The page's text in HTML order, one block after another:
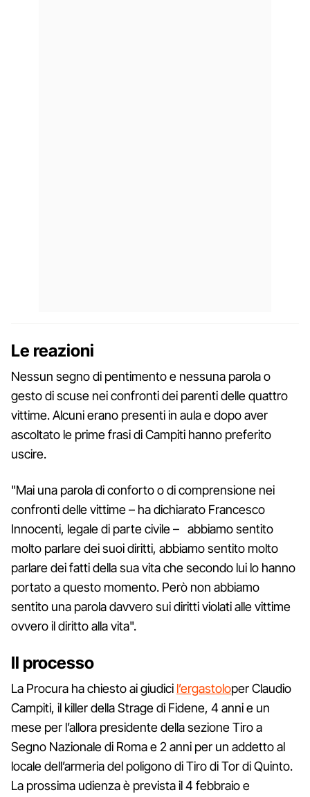
Le reazioni
Nessun segno di pentimento e nessuna parola o
gesto di scuse nei confronti dei parenti delle quattro
vittime. Alcuni erano presenti in aula e dopo aver
ascoltato le prime frasi di Campiti hanno preferito
uscire.
"Mai una parola di conforto o di comprensione nei
confronti delle vittime – ha dichiarato Francesco
Innocenti, legale di parte civile – abbiamo sentito
molto parlare dei suoi diritti, abbiamo sentito molto
parlare dei fatti della sua vita che secondo lui lo hanno
portato a questo momento. Però non abbiamo
sentito una parola davvero sui diritti violati alle vittime
ovvero il diritto alla vita".
Il processo
La Procura ha chiesto ai giudici l’ergastoloper Claudio
Campiti, il killer della Strage di Fidene, 4 anni e un
mese per l’allora presidente della sezione Tiro a
Segno Nazionale di Roma e 2 anni per un addetto al
locale dell’armeria del poligono di Tiro di Tor di Quinto.
La prossima udienza è prevista il 4 febbraio e